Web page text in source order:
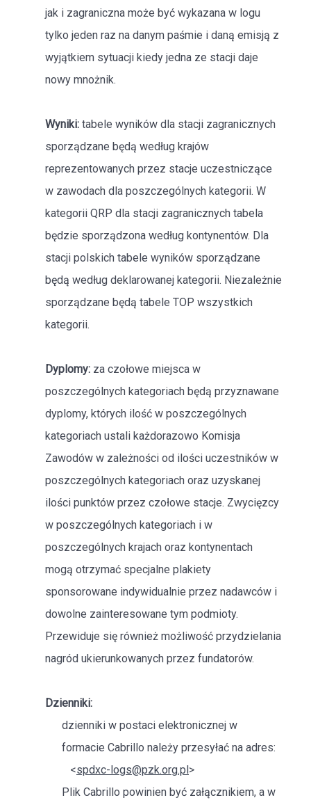
jak i zagraniczna może być wykazana w logu
tylko jeden raz na danym paśmie i daną emisją z
wyjątkiem sytuacji kiedy jedna ze stacji daje
nowy mnożnik.
Wyniki: tabele wyników dla stacji zagranicznych
sporządzane będą według krajów
reprezentowanych przez stacje uczestniczące
w zawodach dla poszczególnych kategorii. W
kategorii QRP dla stacji zagranicznych tabela
będzie sporządzona według kontynentów. Dla
stacji polskich tabele wyników sporządzane
będą według deklarowanej kategorii. Niezależnie
sporządzane będą tabele TOP wszystkich
kategorii.
Dyplomy: za czołowe miejsca w
poszczególnych kategoriach będą przyznawane
dyplomy, których ilość w poszczególnych
kategoriach ustali każdorazowo Komisja
Zawodów w zależności od ilości uczestników w
poszczególnych kategoriach oraz uzyskanej
ilości punktów przez czołowe stacje. Zwycięzcy
w poszczególnych kategoriach i w
poszczególnych krajach oraz kontynentach
mogą otrzymać specjalne plakiety
sponsorowane indywidualnie przez nadawców i
dowolne zainteresowane tym podmioty.
Przewiduje się również możliwość przydzielania
nagród ukierunkowanych przez fundatorów.
Dzienniki:
dzienniki w postaci elektronicznej w
formacie Cabrillo należy przesyłać na adres:
<spdxc-logs@pzk.org.pl>
Plik Cabrillo powinien być załącznikiem, a w